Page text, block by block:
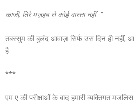
काजी, तिरे मज़हब से कोई वास्ता नहीं…”
तबस्सुम की बुलंद आवाज़ सिर्फ उस दिन ही नहीं,
है.
***
एम ए की परीक्षाओं के बाद हमारी व्यक्तिगत